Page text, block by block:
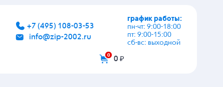
+7 (495) 108-03-53
info@zip-2002.ru
график работы:
пн-чт: 9:00-18:00
пт: 9:00-15:00
сб-вс: выходной
0 0 ₽